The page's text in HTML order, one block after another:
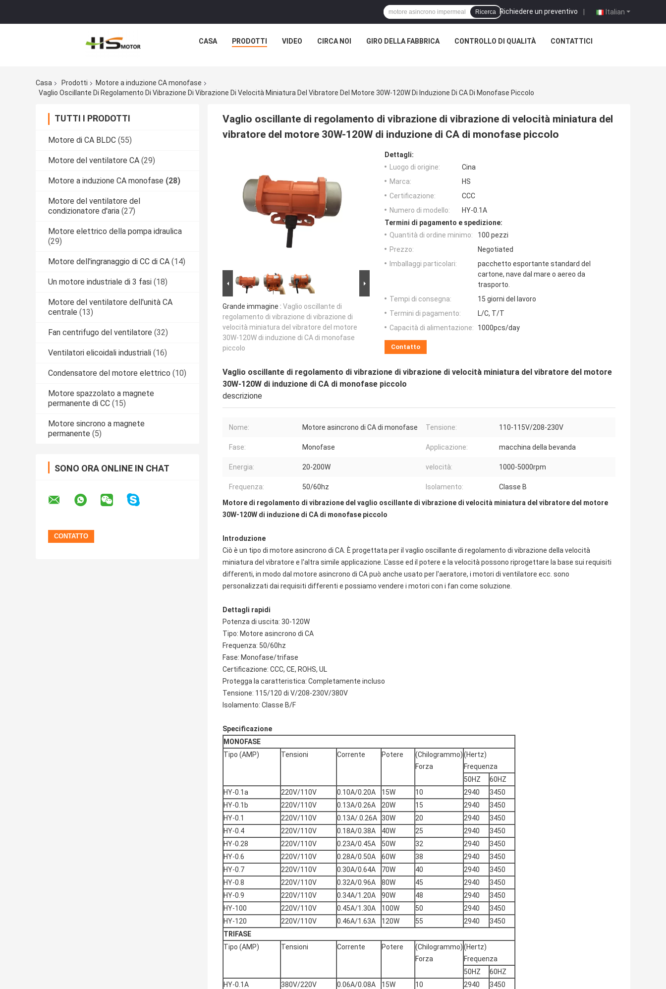
Italian
Richiedere un preventivo |
Ricerca
CASA PRODOTTI VIDEO CIRCA NOI GIRO DELLA FABBRICA CONTROLLO DI QUALITÀ CONTATTICI
Casa Prodotti
Motore a induzione CA monofase
Vaglio Oscillante Di Regolamento Di Vibrazione Di Vibrazione Di Velocità Miniatura Del Vibratore Del Motore 30W-120W Di Induzione Di CA Di Monofase Piccolo
TUTTI I PRODOTTI
Motore di CA BLDC (55)
Motore del ventilatore CA (29)
Motore a induzione CA monofase (28)
Motore del ventilatore del
condizionatore d'aria (27)
Motore elettrico della pompa idraulica
(29)
Motore dell'ingranaggio di CC di CA (14)
Un motore industriale di 3 fasi (18)
Motore del ventilatore dell'unità CA
centrale (13)
Fan centrifugo del ventilatore (32)
Ventilatori elicoidali industriali (16)
Condensatore del motore elettrico (10)
Motore spazzolato a magnete
permanente di CC (15)
Motore sincrono a magnete
permanente (5)
SONO ORA ONLINE IN CHAT
Vaglio oscillante di regolamento di vibrazione di vibrazione di velocità miniatura del
vibratore del motore 30W-120W di induzione di CA di monofase piccolo
Grande immagine : Vaglio oscillante di
regolamento di vibrazione di vibrazione di
velocità miniatura del vibratore del motore
30W-120W di induzione di CA di monofase
piccolo
Dettagli:
Luogo di origine:
Cina
Marca:
HS
Certificazione:
CCC
Numero di modello:
HY-0.1A
Termini di pagamento e spedizione:
Quantità di ordine minimo:
100 pezzi
Prezzo:
Negotiated
Imballaggi particolari:
pacchetto esportante standard del
cartone, nave dal mare o aereo da
trasporto.
Tempi di consegna:
15 giorni del lavoro
Termini di pagamento:
L/C, T/T
Capacità di alimentazione:
1000pcs/day
Contatto
Vaglio oscillante di regolamento di vibrazione di vibrazione di velocità miniatura del vibratore del motore
30W-120W di induzione di CA di monofase piccolo
descrizione
Nome: Motore asincrono di CA di monofase Tensione: 110-115V/208-230V
Fase: Monofase Applicazione: macchina della bevanda
Energia: 20-200W velocità: 1000-5000rpm
Frequenza: 50/60hz Isolamento:
Classe B
Motore di regolamento di vibrazione del vaglio oscillante di vibrazione di velocità miniatura del vibratore del motore
30W-120W di induzione di CA di monofase piccolo
Introduzione
Ciò è un tipo di motore asincrono di CA. È progettata per il vaglio oscillante di regolamento di vibrazione della velocità
miniatura del vibratore e l'altra simile applicazione. L'asse ed il potere e la velocità possono riprogettare la base sui requisiti
differenti, in modo dal motore asincrono di CA può anche usato per l'aeratore, i motori di ventilatore ecc. sono
personalizzati dai requisiti differenti e possiamo vendere i motori con i fan come soluzione.
Dettagli rapidi
Potenza di uscita: 30-120W
Tipo: Motore asincrono di CA
Frequenza: 50/60hz
Fase: Monofase/trifase
Certificazione: CCC, CE, ROHS, UL
Protegga la caratteristica: Completamente incluso
Tensione: 115/120 di V/208-230V/380V
Isolamento: Classe B/F
Specificazione
MONOFASE
Tipo (AMP)
Tensioni Corrente Potere
(Chilogrammo)
Forza
(Hertz)
Frequenza
50HZ
60HZ
HY-0.1a
220V/110V 0.10A/0.20A 15W 10 2940
3450
HY-0.1b
220V/110V 0.13A/0.26A 20W 15 2940
3450
HY-0.1
220V/110V 0.13A/.0.26A 30W 20 2940
3450
HY-0.4
220V/110V 0.18A/0.38A 40W 25 2940
3450
HY-0.28
220V/110V 0.23A/0.45A 50W 32 2940
3450
HY-0.6
220V/110V 0.28A/0.50A 60W 38 2940
3450
HY-0.7
220V/110V 0.30A/0.64A 70W 40 2940
3450
HY-0.8
220V/110V 0.32A/0.96A 80W 45 2940
3450
HY-0.9
220V/110V 0.34A/1.20A 90W 48 2940
3450
HY-100
220V/110V 0.45A/1.30A 100W 50 2940
3450
HY-120
220V/110V 0.46A/1.63A 120W 55 2940
3450
TRIFASE
Tipo (AMP)
Tensioni Corrente Potere
(Chilogrammo)
Forza
(Hertz)
Frequenza
50HZ
60HZ
HY-0.1A
380V/220V 0.06A/0.08A 15W 10 2940
3450